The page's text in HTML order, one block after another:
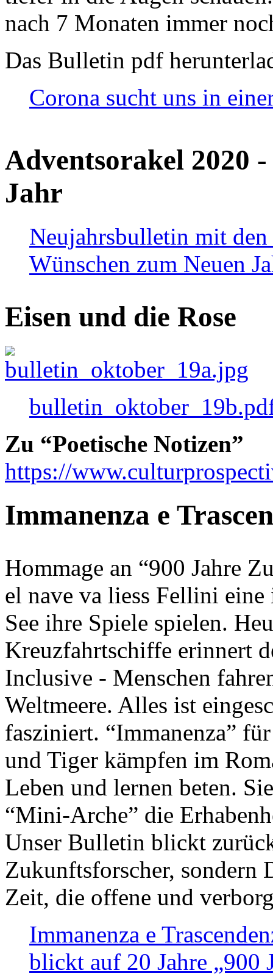
nach 7 Monaten immer
Das Bulletin pdf
Corona sucht uns in
Adventsorakel 2020
Jahr
Neujahrsbulletin mit den
Wünschen zum Neuen
Eisen und die Rose
Zu “Poetische Notizen”
https://
Immanenza e
Hommage an “900 Jahre
el nave va liess Fellini
See ihre Spiele spielen.
Kreuzfahrtschiffe erinnert
Inclusive - Menschen
Weltmeere. Alles ist
fasziniert. “Immanenza”
und Tiger kämpfen im
Leben und lernen beten.
“Mini-Arche” die
Unser Bulletin blickt
Zukunftsforscher, sondern
Zeit, die offene und
Immanenza e
blickt auf 20 Jahre „900